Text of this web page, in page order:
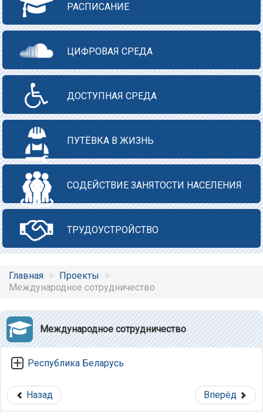
РАСПИСАНИЕ
ЦИФРОВАЯ СРЕДА
ДОСТУПНАЯ СРЕДА
ПУТЁВКА В ЖИЗНЬ
СОДЕЙСТВИЕ ЗАНЯТОСТИ НАСЕЛЕНИЯ
ТРУДОУСТРОЙСТВО
Главная
Проекты
Международное сотрудничество
Международное сотрудничество
Республика Беларусь
Назад Вперёд